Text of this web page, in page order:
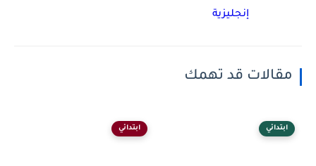
إنجليزية
مقالات قد تهمك
ابتدائي ابتدائي